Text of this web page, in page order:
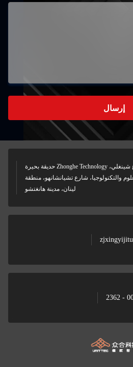
إرسال
888 شارع شينغلي، Zhonghe Technology حديقة بحيرة
والتكنولوجيا، شارع تشيانشانهو، منطقة
لينان، مدينة هانغتشو